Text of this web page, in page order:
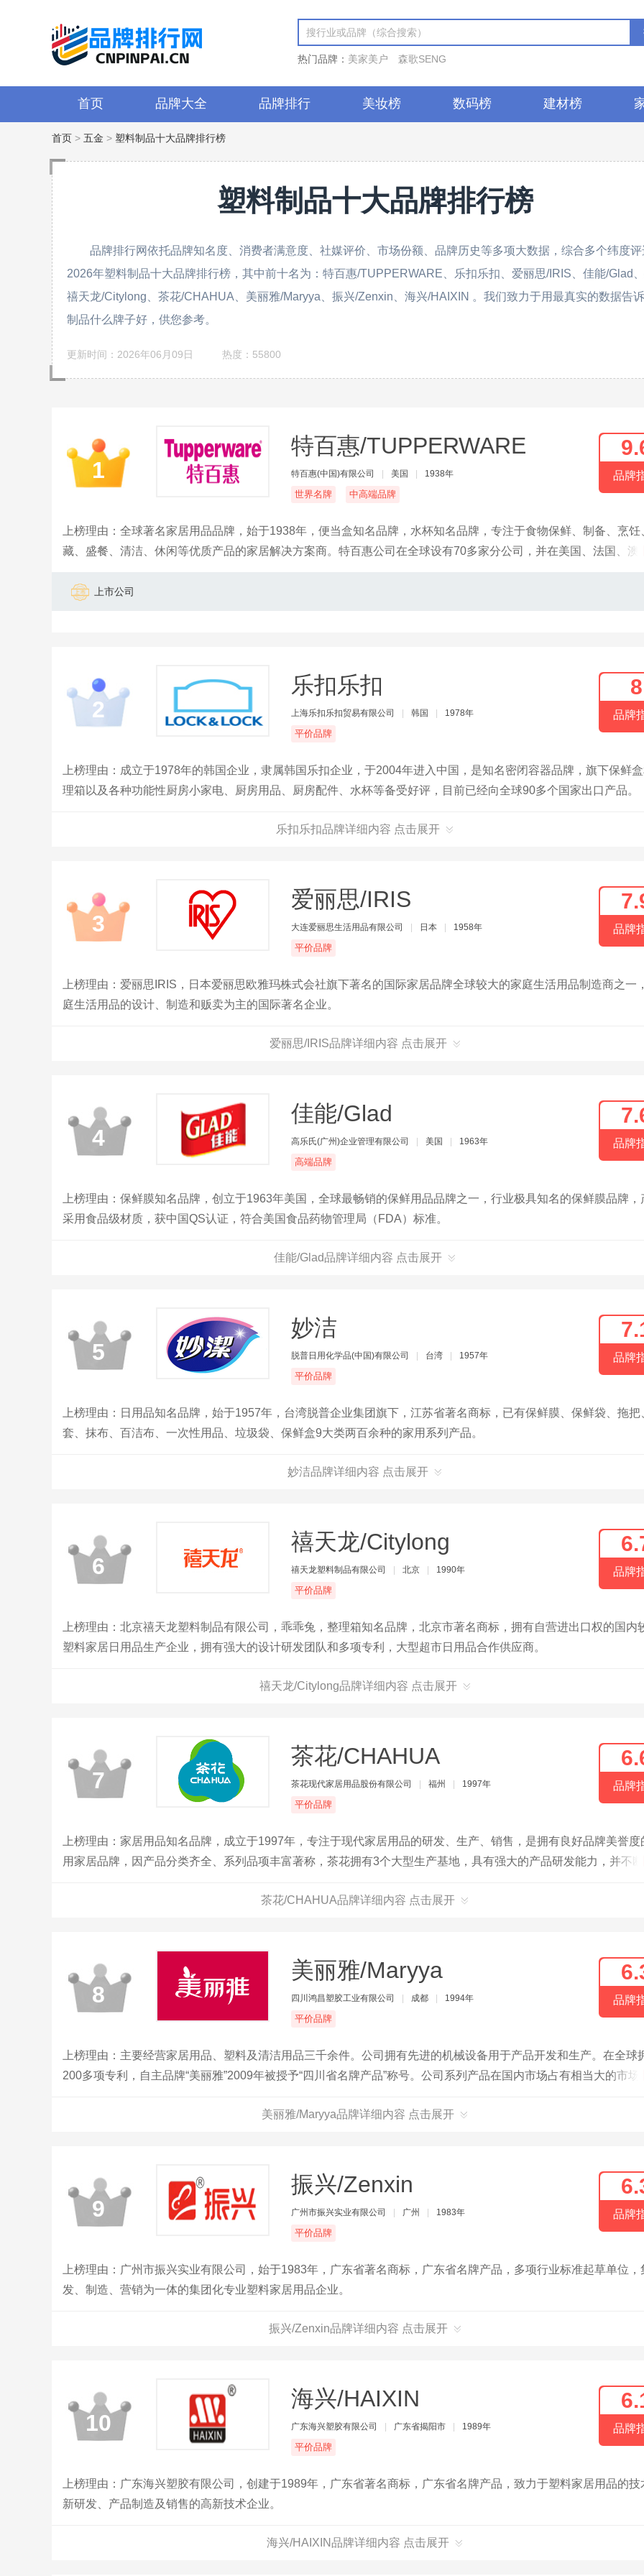
热门品牌： 美家美户 森歌SENG
首页 品牌大全 品牌排行 美妆榜 数码榜 建材榜
首页 > 五金 > 塑料制品十大品牌排行榜
塑料制品十大品牌排行榜
品牌排行网依托品牌知名度、消费者满意度、社媒评价、市场份额、品牌历史等多项大数据，综合多个纬度评
2026年塑料制品十大品牌排行榜，其中前十名为：特百惠/TUPPERWARE、乐扣乐扣、爱丽思/IRIS、佳能/Glad、
禧天龙/Citylong、茶花/CHAHUA、美丽雅/Maryya、振兴/Zenxin、海兴/HAIXIN 。我们致力于用最真实的数据告
制品什么牌子好，供您参考。
更新时间：2026年06月09日 热度：55800
1
特百惠/TUPPERWARE
特百惠(中国)有限公司 美国 1938年
世界名牌 中高端品牌
品牌
上榜理由：全球著名家居用品品牌，始于1938年，便当盒知名品牌，水杯知名品牌，专注于食物保鲜、制备、烹饪
藏、盛餐、清洁、休闲等优质产品的家居解决方案商。特百惠公司在全球设有70多家分公司，并在美国、法国、澳
上市公司
2
乐扣乐扣
上海乐扣乐扣贸易有限公司 韩国 1978年
平价品牌
8
品牌
上榜理由：成立于1978年的韩国企业，隶属韩国乐扣企业，于2004年进入中国，是知名密闭容器品牌，旗下保鲜
理箱以及各种功能性厨房小家电、厨房用品、厨房配件、水杯等备受好评，目前已经向全球90多个国家出口产品。
乐扣乐扣品牌详细内容 点击展开
3
爱丽思/IRIS
大连爱丽思生活用品有限公司 日本 1958年
平价品牌
品牌
上榜理由：爱丽思IRIS，日本爱丽思欧雅玛株式会社旗下著名的国际家居品牌全球较大的家庭生活用品制造商之一
庭生活用品的设计、制造和贩卖为主的国际著名企业。
爱丽思/IRIS品牌详细内容 点击展开
4
佳能/Glad
高乐氏(广州)企业管理有限公司 美国 1963年
高端品牌
品牌
上榜理由：保鲜膜知名品牌，创立于1963年美国，全球最畅销的保鲜用品品牌之一，行业极具知名的保鲜膜品牌，
采用食品级材质，获中国QS认证，符合美国食品药物管理局（FDA）标准。
佳能/Glad品牌详细内容 点击展开
5
妙洁
脱普日用化学品(中国)有限公司 台湾 1957年
平价品牌
品牌
上榜理由：日用品知名品牌，始于1957年，台湾脱普企业集团旗下，江苏省著名商标，已有保鲜膜、保鲜袋、拖把
套、抹布、百洁布、一次性用品、垃圾袋、保鲜盒9大类两百余种的家用系列产品。
妙洁品牌详细内容 点击展开
6
禧天龙/Citylong
禧天龙塑料制品有限公司 北京 1990年
平价品牌
品牌
上榜理由：北京禧天龙塑料制品有限公司，乖乖兔，整理箱知名品牌，北京市著名商标，拥有自营进出口权的国内
塑料家居日用品生产企业，拥有强大的设计研发团队和多项专利，大型超市日用品合作供应商。
禧天龙/Citylong品牌详细内容 点击展开
7
茶花/CHAHUA
茶花现代家居用品股份有限公司 福州 1997年
平价品牌
品牌
上榜理由：家居用品知名品牌，成立于1997年，专注于现代家居用品的研发、生产、销售，是拥有良好品牌美誉度
用家居品牌，因产品分类齐全、系列品项丰富著称，茶花拥有3个大型生产基地，具有强大的产品研发能力，并不
茶花/CHAHUA品牌详细内容 点击展开
8
美丽雅/Maryya
四川鸿昌塑胶工业有限公司 成都 1994年
平价品牌
品牌
上榜理由：主要经营家居用品、塑料及清洁用品三千余件。公司拥有先进的机械设备用于产品开发和生产。在全球
200多项专利，自主品牌“美丽雅”2009年被授予“四川省名牌产品”称号。公司系列产品在国内市场占有相当大的市场
美丽雅/Maryya品牌详细内容 点击展开
9
振兴/Zenxin
广州市振兴实业有限公司 广州 1983年
平价品牌
品牌
上榜理由：广州市振兴实业有限公司，始于1983年，广东省著名商标，广东省名牌产品，多项行业标准起草单位，
发、制造、营销为一体的集团化专业塑料家居用品企业。
振兴/Zenxin品牌详细内容 点击展开
10
海兴/HAIXIN
广东海兴塑胶有限公司 广东省揭阳市 1989年
平价品牌
品牌
上榜理由：广东海兴塑胶有限公司，创建于1989年，广东省著名商标，广东省名牌产品，致力于塑料家居用品的技
新研发、产品制造及销售的高新技术企业。
海兴/HAIXIN品牌详细内容 点击展开